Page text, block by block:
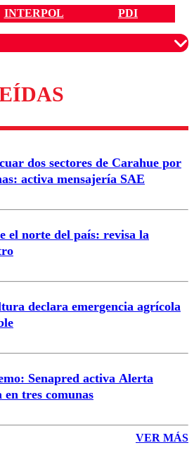
INTERPOL PDI
moderados para garantizar un
respetuoso.
dos sectores de Carahue por
activa mensajería SAE
el norte del país: revisa la
declara emergencia agrícola
Senapred activa Alerta
tres comunas
VER MÁS